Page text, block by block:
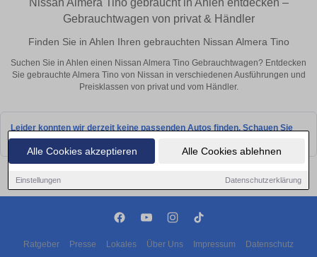
Alle Cookies akzeptieren Alle Cookies ablehnen
Einstellungen Datenschutzerklärung
Nissan Almera Tino gebraucht in Ahlen entdecken –
Gebrauchtwagen von privat & Händler
Finden Sie in Ahlen Ihren gebrauchten Nissan Almera Tino
Suchen Sie in Ahlen einen Nissan Almera Tino Gebrauchtwagen? Entdecken
Sie gebrauchte Almera Tino von Nissan in verschiedenen Ausführungen und
Preisklassen von privat und vom Händler.
Leider konnten wir derzeit keine passenden Autos finden. Schauen Sie
bald wieder vorbei!
Ratgeber Presse Lokales Über Uns Impressum Datenschutz